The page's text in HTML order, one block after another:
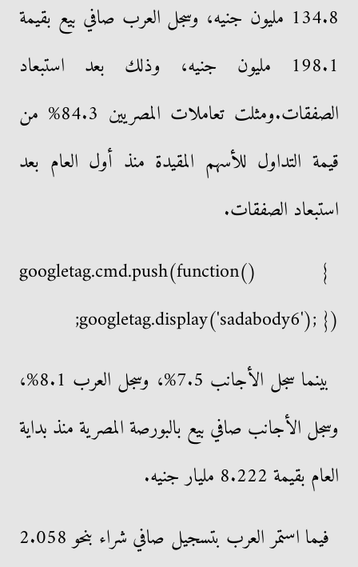
134.8 مليون جنيه، وسجل العرب صافي بيع بقيمة
198.1 مليون جنيه، وذلك بعد استبعاد
الصفقات.ومثلت تعاملات المصريين 84.3% من
قيمة التداول للأسهم المقيدة منذ أول العام بعد
استبعاد الصفقات.
googletag.cmd.push(function() {
googletag.display('sadabody6'); });
بينما سجل الأجانب 7.5%، وسجل العرب 8.1%،
وسجل الأجانب صافي بيع بالبورصة المصرية منذ بداية
العام بقيمة 8.222 مليار جنيه.
فيما استمر العرب بتسجيل صافي شراء بنحو 2.058